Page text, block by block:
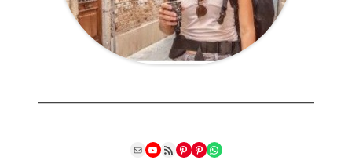
MailYouTube
RSS FeedPinterest
Pinterest
WhatsApp